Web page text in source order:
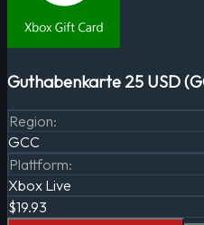
Guthabenkarte 25 USD
Region:
GCC
Plattform:
Xbox Live
$19.93